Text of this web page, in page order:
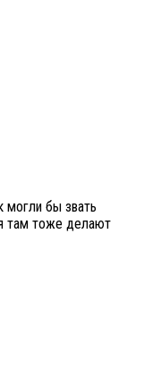
могли бы звать
там тоже делают